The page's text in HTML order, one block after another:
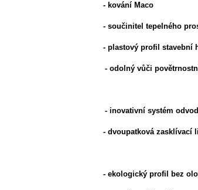
- kování Maco
- součinitel tepelného
- plastový profil stavební
- odolný vůči
- inovativní systém
- dvoupatková zasklívací
- ekologický profil bez